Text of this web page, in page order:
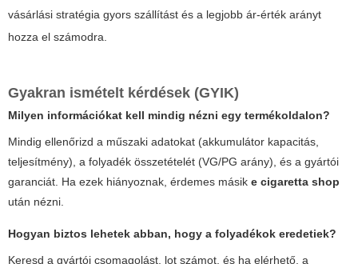
vásárlási stratégia gyors szállítást és a legjobb ár-érték arányt
hozza el számodra.
Gyakran ismételt kérdések (GYIK)
Milyen információkat kell mindig nézni egy termékoldalon?
Mindig ellenőrizd a műszaki adatokat (akkumulátor kapacitás,
teljesítmény), a folyadék összetételét (VG/PG arány), és a gyártói
garanciát. Ha ezek hiányoznak, érdemes másik e cigaretta shop
után nézni.
Hogyan biztos lehetek abban, hogy a folyadékok eredetiek?
Keresd a gyártói csomagolást, lot számot, és ha elérhető, a